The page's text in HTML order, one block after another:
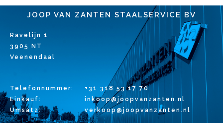
JOOP VAN ZANTEN STAALSERVICE BV
Ravelijn 1
3905 NT
Veenendaal
Telefonnummer:
Einkauf:
Umsatz:
+31 318 53 17 70
inkoop@joopvanzanten.nl
verkoop@joopvanzanten.nl